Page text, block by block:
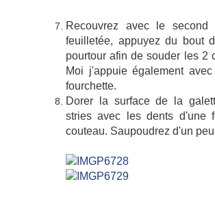
Recouvrez avec le
feuilletée, appuyez du bout
pourtour afin de souder les 2
Moi j'appuie également
fourchette.
Dorer la surface de la
stries avec les dents d'une
couteau. Saupoudrez d'un